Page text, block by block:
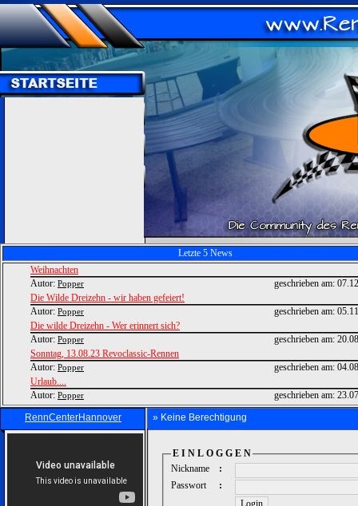
Letzte 5 News
Weihnachten
Autor: Popper geschrieben am:
Die Wilde Dreizehn - wir haben gefeiert!
Autor: Popper geschrieben am:
Die wilde Dreizehn - Wer erinnert sich?
Autor: Popper geschrieben am:
Sonntag, 13.08.23 Revoclassic-Rennen
Autor: Popper geschrieben am:
Urlaub....
Autor: Popper geschrieben am:
RennCenterHannover
» Keine Berechtigung
E I N L O G G E N
Nickname
:
Passwort
: